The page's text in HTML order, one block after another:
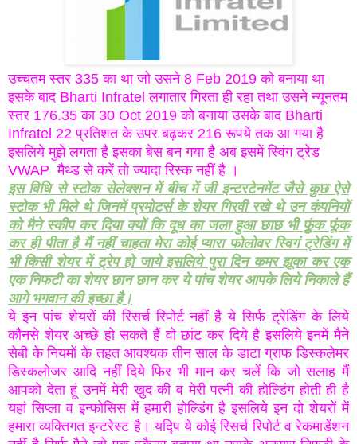
उच्चतम स्तर 335 का था जो उसने 8 Feb 2019 को बनाया था
इसके बाद Bharti Infratel लगातार गिरता ही रहा तथा उसने न्यूनतम
स्तर 176.35 का 30 Oct 2019 को बनाया उसके बाद Bharti
Infratel 22 प्रतिशत के उपर बढ़कर 216 रूपये तक आ गया है
इसलिये मुझे लगता है इसका बेस बन गया है अब इसमें स्विंग ट्रेड
VWAP मैथ्ड से करें तो ज्यादा रिस्क नहीं है ।
इस विधि से स्टोक सेलेक्शन में बीच में जी इन्टरटेनमेंट जैसे कुछ ऐसे
स्टोक भी मिले थे जिनमें प्रमोटर्स के शेयर गिरवी रखे थे उन कंपनियों
को मैने स्कीप कर दिया क्यों कि दूध का जला हुआ छाछ भी फूुंक फूंक
कर ही पीता है मैं नहीं चाहता मेरा कोई प्यारा फोलोवर स्विगं ट्रेडिंग में
भी किसी शेयर में ट्रेप हो जाये इसलिये पुरा दिन कमर झूका कर एक
एक निफटी का शेयर छान छान कर ये पांच शेयर आपके लिये निकाले हैं
आगे भगवान की इच्छा है।
ये इन पांच शेयरों की रिसर्च रिपोर्ट नहीं है ये सिर्फ ट्रेडिंग के लिये
कौनसे शेयर अच्छे हो सकते हैं वो छांट कर दिये है इसलिये इनमें मैने
सेबी के नियमों के तहत आवश्यक तीन साल के डाटा ग्राफ डिस्कलेमर
डिस्कलोजर आदि नहीं दिये फिर भी मान कर चलें कि जो सलाह मैं
आपको देता हूं उनमें मेरी खुद की व मेरी पत्नी की होल्डिंग होती ही है
यहां सिप्ला व इन्फोसिस में हमारी होल्डिंग है इसलिये इन दो शेयरों में
हमारा व्यक्तिगत इन्टरेस्ट है। यद्पि ये कोई रिसर्च रिपोर्ट व रेकमाडेंशन